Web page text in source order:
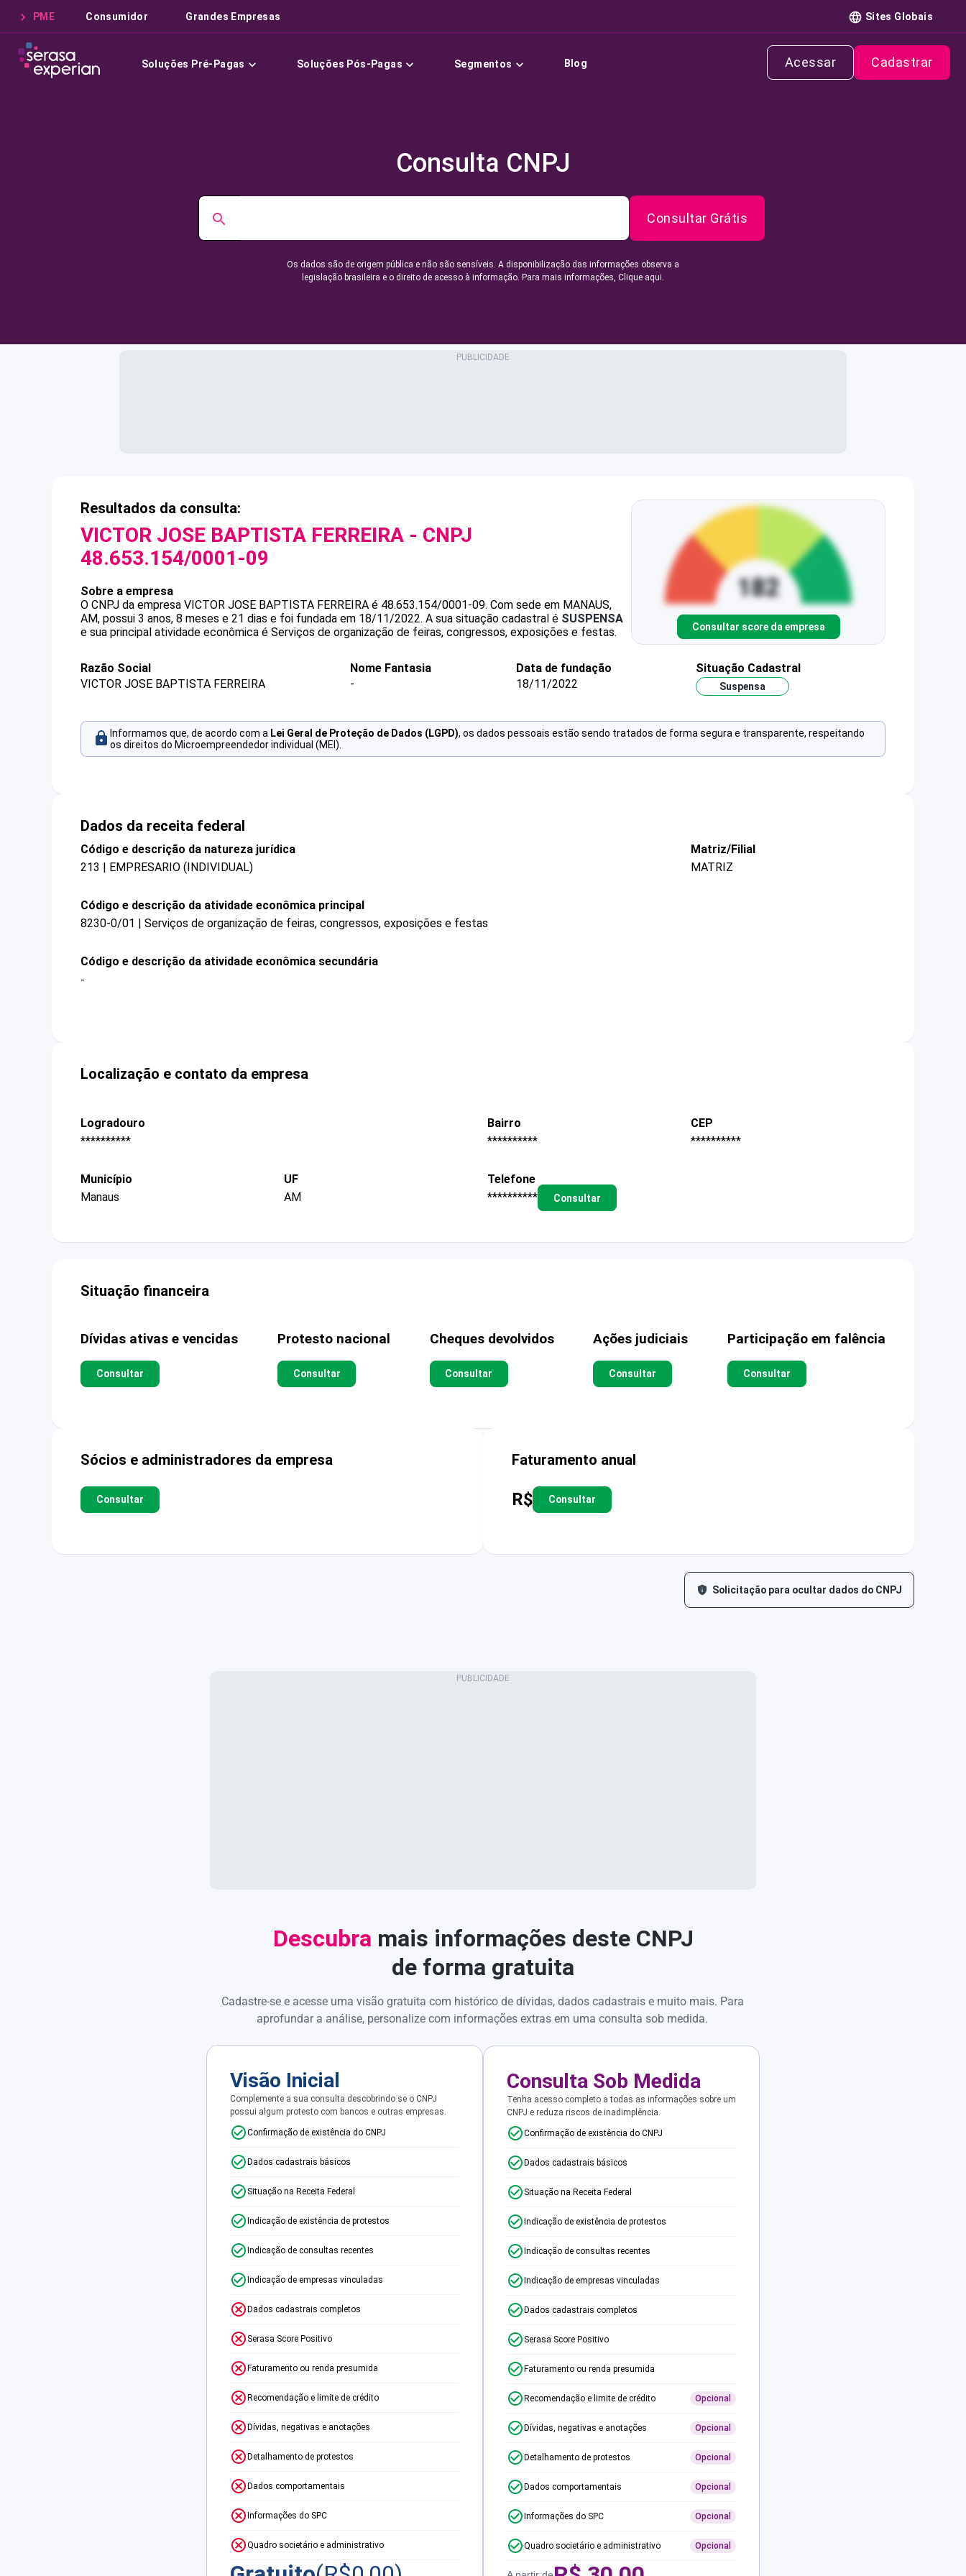
PME Consumidor Grandes Empresas Sites Globais
Soluções Pré-Pagas Soluções Pós-Pagas Segmentos Blog Acessar Cadastrar
Consulta CNPJ
Consultar Grátis
Os dados são de origem pública e não são sensíveis. A disponibilização das informações observa a
legislação brasileira e o direito de acesso à informação. Para mais informações, Clique aqui.
Resultados da consulta:
VICTOR JOSE BAPTISTA FERREIRA - CNPJ
48.653.154/0001-09
Sobre a empresa
O CNPJ da empresa VICTOR JOSE BAPTISTA FERREIRA é 48.653.154/0001-09. Com sede em MANAUS,
AM, possui 3 anos, 8 meses e 21 dias e foi fundada em 18/11/2022. A sua situação cadastral é SUSPENSA
e sua principal atividade econômica é Serviços de organização de feiras, congressos, exposições e festas.
Consultar score da empresa
Razão Social
VICTOR JOSE BAPTISTA FERREIRA
Nome Fantasia
-
Data de fundação
18/11/2022
Situação Cadastral
Suspensa
Informamos que, de acordo com a Lei Geral de Proteção de Dados (LGPD), os dados pessoais estão sendo tratados de forma segura e transparente, respeitando
os direitos do Microempreendedor individual (MEI).
Dados da receita federal
Código e descrição da natureza jurídica
213 | EMPRESARIO (INDIVIDUAL)
Matriz/Filial
MATRIZ
Código e descrição da atividade econômica principal
8230-0/01 | Serviços de organização de feiras, congressos, exposições e festas
Código e descrição da atividade econômica secundária
-
Localização e contato da empresa
Logradouro
**********
Bairro
**********
CEP
**********
Município
Manaus
UF
AM
Telefone
**********
Consultar
Situação financeira
Dívidas ativas e vencidas
Consultar
Protesto nacional
Consultar
Cheques devolvidos
Consultar
Ações judiciais
Consultar
Participação em falência
Consultar
Sócios e administradores da empresa
Consultar
Faturamento anual
R$ Consultar
Solicitação para ocultar dados do CNPJ
Descubra mais informações deste CNPJ
de forma gratuita
Cadastre-se e acesse uma visão gratuita com histórico de dívidas, dados cadastrais e muito mais. Para
aprofundar a análise, personalize com informações extras em uma consulta sob medida.
Visão Inicial
Complemente a sua consulta descobrindo se o CNPJ
possui algum protesto com bancos e outras empresas.
Confirmação de existência do CNPJ
Dados cadastrais básicos
Situação na Receita Federal
Indicação de existência de protestos
Indicação de consultas recentes
Indicação de empresas vinculadas
Dados cadastrais completos
Serasa Score Positivo
Faturamento ou renda presumida
Recomendação e limite de crédito
Dívidas, negativas e anotações
Detalhamento de protestos
Dados comportamentais
Informações do SPC
Quadro societário e administrativo
Consulta Sob Medida
Tenha acesso completo a todas as informações sobre um
CNPJ e reduza riscos de inadimplência.
Confirmação de existência do CNPJ
Dados cadastrais básicos
Situação na Receita Federal
Indicação de existência de protestos
Indicação de consultas recentes
Indicação de empresas vinculadas
Dados cadastrais completos
Serasa Score Positivo
Faturamento ou renda presumida
Recomendação e limite de crédito Opcional
Dívidas, negativas e anotações Opcional
Detalhamento de protestos Opcional
Dados comportamentais Opcional
Informações do SPC Opcional
Quadro societário e administrativo Opcional